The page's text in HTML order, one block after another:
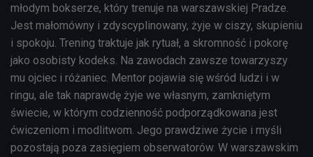
młodym bokserze, który trenuje na warszawskiej Pradze.
Jest małomówny i zdyscyplinowany, żyje w ciszy, skupieniu
i spokoju. Trening traktuje jak rytuał, a skromność i pokorę
jako osobisty kodeks. Na zawodach zawsze towarzyszy
mu ojciec i różaniec. Mentor pojawia się wśród ludzi i w
ringu, ale tak naprawdę żyje we własnym, zamkniętym
świecie, w którym codzienność podporządkowana jest
ćwiczeniom i modlitwom. Jego prawdziwe życie i myśli
pozostają poza zasięgiem obserwatorów. W warszawskim